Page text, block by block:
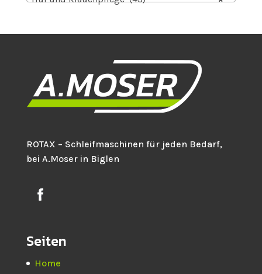
ROTAX – Schleifmaschinen für jeden Bedarf,
bei A.Moser in Biglen
Seiten
Home